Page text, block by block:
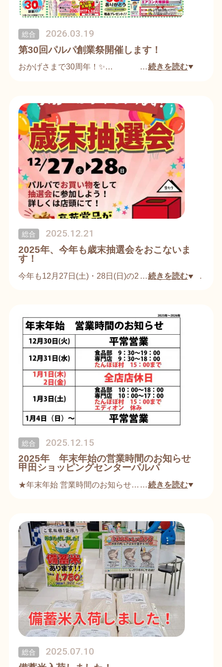
す。
引き続きパルパをご愛顧賜りますよう、何卒よろし
くお願い申し上げます。
総合 2026.03.19
第30回パルパ創業祭開催します！
おかげさまで30周年！✨
ます🎊
地域の皆さまに支えられて歩んできた30年。感謝の
気持ちを込めて、特別なイベントやお買得商品をた
っぷりご用意しました！🛍️🎁
ご家族・ご友人お誘い合わせの上、ぜひパルパへ遊
びに来てくださいね！
📅 日時：3月20日（金）〜22日（日）
📍 場所：甲田ショッピングセンターパルパ
…続きを読む
総合 2025.12.21
2025年、今年も歳末抽選会をおこないま
す！
今年も12月27日(土)・28日(日)の2日間、「歳末抽選
■抽選日：12月27日(土)・28日(日)
■場所：甲田ショッピングセンターパルパ中央広場
【抽選券・補助券について】
■抽選券：お会計3,000円で1枚（1枚で1回抽選） ■
補助券：お会計500円で1枚（6枚で1回抽選）
例）3,500円のお買い物をして頂いた場合は抽選券1
枚、抽選補助券1枚をお渡しさせていただきます。
【景品】
■特等10,000円分の商品券…他
その他、詳しくは店頭にて。
…続きを読む
総合 2025.12.15
2025年 年末年始の営業時間のお知らせ
甲田ショッピングセンターパルパ
★年末年始 営業時間のお知らせ
専門店 9：30〜18：00
たんぽぽ村 15：00まで
■ 1月1日・2日 全店定休日
■1月3日 食品部 10：00〜18：00
専門店 10：00〜17：00
たんぽぽ村 15：00まで
（エディオン お休み）
■ 1月4日 平常営業
※エディオン 9：30〜17：00（日曜日
のため）
…続きを読む
総合 2025.07.10